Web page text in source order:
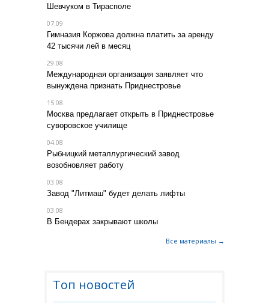
Шевчуком в Тирасполе
07.09
Гимназия Коржова должна платить за аренду
42 тысячи лей в месяц
29.08
Международная организация заявляет что
вынуждена признать Приднестровье
15.08
Москва предлагает открыть в Приднестровье
суворовское училище
04.08
Рыбницкий металлургический завод
возобновляет работу
03.08
Завод "Литмаш" будет делать лифты
03.08
В Бендерах закрывают школы
Все материалы →
Топ новостей